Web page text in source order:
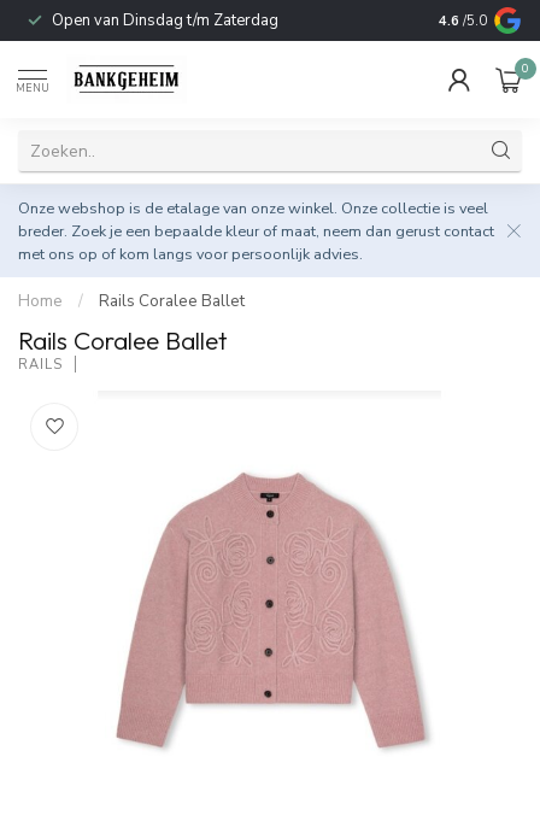
Open van Dinsdag t/m Zaterdag Duurzame &
4.6 /5.0
MENU
0
Onze webshop is de etalage van onze winkel. Onze collectie is veel
breder. Zoek je een bepaalde kleur of maat, neem dan gerust contact
met ons op of kom langs voor persoonlijk advies.
Home / Rails Coralee Ballet
Rails Coralee Ballet
RAILS